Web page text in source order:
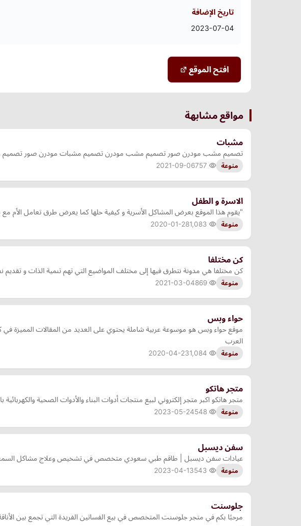
تاريخ الإضافة
2023-07-04
افتح الموقع
مواقع مشابهة
مشبات
تصميم مشب مودرن صور تصميم مشب مودرن تصميم مشبات مودرن صور تصميم
منوعة 2021-09-06
الاسرة و الطفل
"يقوم هذا الموقع بعرض المشاكل الأسرية و كيفية حلها كما يعرض طرق تعامل الأم مع
منوعة 2020-01-28
كن مختلفا
كن مختلفا هي مدونة نتطرق فيها إلى مختلف المواضيع التي تهم تنمية الذات و تقديم
منوعة 2021-03-04
حواء وبس
موقع حواء وبس هو موسوعة عربية شاملة يحتوي على العديد من المقالات المميزة
العرب
منوعة 2020-04-23
متجر هاتكو
متجر هاتكو اكبر متجر إلكتروني لبيع منتجات أدوات البناء والأدوات الصحية
منوعة 2023-05-24
سفن ديسبل
عيادات سفن ديسبل | طاقم طبي سعودي متخصص في تشخيص وعلاج مشاكل
منوعة 2023-04-13
جلوسنت
مرحبًا بكم في متجر جلوسنت المتخصص في بيع الفساتين الفريدة التي تجمع بين